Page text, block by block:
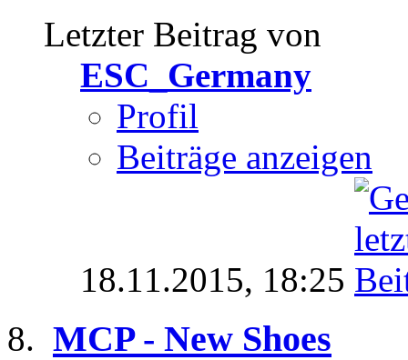
Letzter Beitrag von
ESC_Germany
Profil
Beiträge anzeigen
18.11.2015, 18:25
MCP - New Shoes